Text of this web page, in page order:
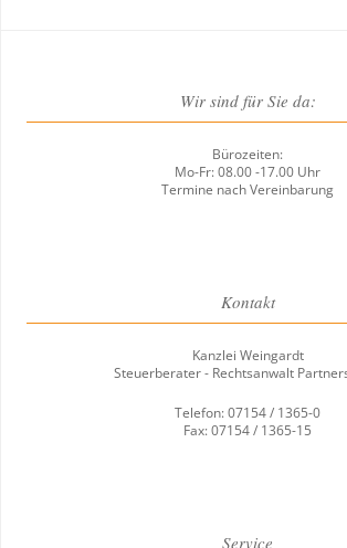
Wir sind für Sie da:
Bürozeiten:
Mo-Fr: 08.00 -17.00 Uhr
Termine nach Vereinbarung
Kontakt
Kanzlei Weingardt
Steuerberater - Rechtsanwalt
Telefon: 07154 / 1365-0
Fax: 07154 / 1365-15
Service